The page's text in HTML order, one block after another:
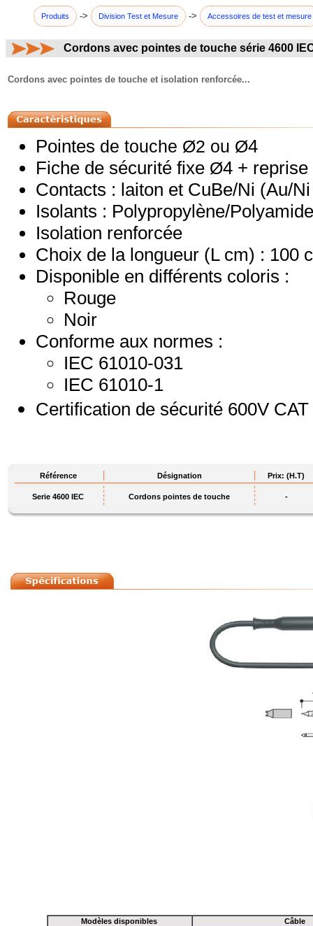
Produits -> Division Test et Mesure -> Accessoires de test et mesure
Cordons avec pointes de touche série 4600
Cordons avec pointes de touche et isolation renforcée...
Pointes de touche Ø2 ou Ø4
Fiche de sécurité fixe Ø4 +
Contacts : laiton et CuBe/Ni (Au/
Isolants : Polypropylène/Polyamide
Isolation renforcée
Choix de la longueur (L cm) : 100
Disponible en différents coloris :
Rouge
Noir
Conforme aux normes :
IEC 61010-031
IEC 61010-1
Certification de sécurité 600V
Référence Désignation Prix: (H.T)
Serie 4600 IEC Cordons pointes de touche -
Modèles disponibles Câble